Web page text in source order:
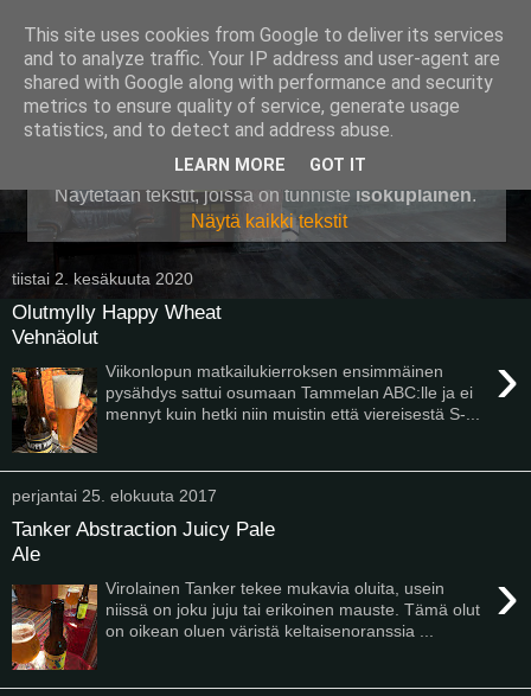
Pullollinen
Näytetään tekstit, joissa on tunniste isokuplainen.
Näytä kaikki tekstit
tiistai 2. kesäkuuta 2020
Olutmylly Happy Wheat
Vehnäolut
›
Viikonlopun matkailukierroksen ensimmäinen
pysähdys sattui osumaan Tammelan ABC:lle ja ei
mennyt kuin hetki niin muistin että viereisestä S-...
perjantai 25. elokuuta 2017
Tanker Abstraction Juicy Pale
Ale
›
Virolainen Tanker tekee mukavia oluita, usein
niissä on joku juju tai erikoinen mauste. Tämä olut
on oikean oluen väristä keltaisenoranssia ...
This site uses cookies from Google to deliver its services
and to analyze traffic. Your IP address and user-agent are
shared with Google along with performance and security
metrics to ensure quality of service, generate usage
statistics, and to detect and address abuse.
LEARN MORE GOT IT